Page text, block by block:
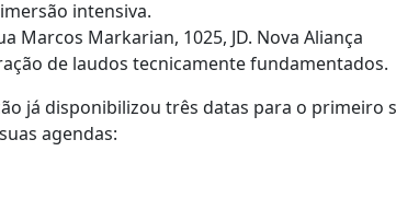
intensiva.
Marcos Markarian, 1025, JD. Nova Aliança
de laudos tecnicamente fundamentados.
já disponibilizou três datas para o primeiro
agendas: